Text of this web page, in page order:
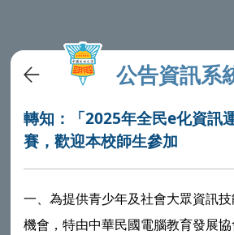
公告資訊系
轉知：「2025年全民e化資訊
賽，歡迎本校師生參加
一、為提供青少年及社會大眾資訊
機會，特由中華民國電腦教育發展